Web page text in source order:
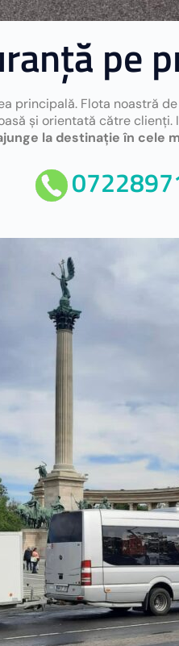
pe
principală. Flota noastră
și orientată către
la destinație în cele